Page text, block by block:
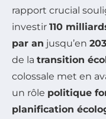
rapport crucial
investir 110
par an jusqu’en
de la transition
colossale met en
un rôle politique
planification